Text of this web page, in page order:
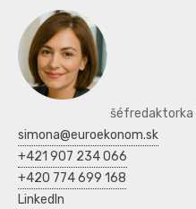
šéfredaktorka
simona@euroekonom.sk
+421 907 234 066
+420 774 699 168
LinkedIn